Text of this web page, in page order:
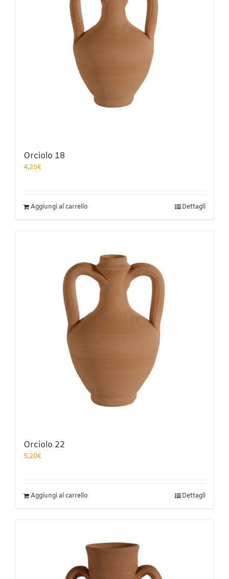
prodotto
Orciolo 18
4,25€
Aggiungi al carrello Dettagli
Orciolo 22
5,20€
Aggiungi al carrello Dettagli